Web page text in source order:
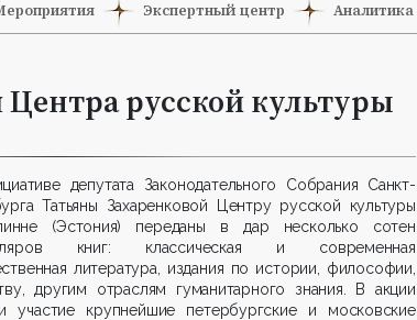
Экспертный центр Аналитика
русской культуры
депутата Законодательного Собрания Санкт-
Татьяны Захаренковой Центру русской культуры
(Эстония) переданы в дар несколько сотен
книг: классическая и современная
литература, издания по истории, философии,
другим отраслям гуманитарного знания. В акции
участие крупнейшие петербургские и московские